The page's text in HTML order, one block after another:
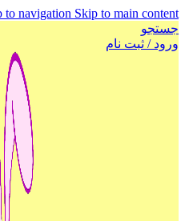
to navigation Skip to main content
جستجو
ورود / ثبت نام